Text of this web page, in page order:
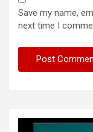
Save my name,
next time I